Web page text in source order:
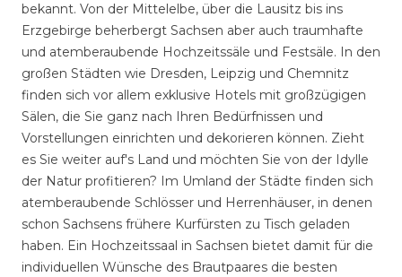
bekannt. Von der Mittelelbe, über die Lausitz bis ins
Erzgebirge beherbergt Sachsen aber auch traumhafte
und atemberaubende Hochzeitssäle und Festsäle. In den
großen Städten wie Dresden, Leipzig und Chemnitz
finden sich vor allem exklusive Hotels mit großzügigen
Sälen, die Sie ganz nach Ihren Bedürfnissen und
Vorstellungen einrichten und dekorieren können. Zieht
es Sie weiter auf's Land und möchten Sie von der Idylle
der Natur profitieren? Im Umland der Städte finden sich
atemberaubende Schlösser und Herrenhäuser, in denen
schon Sachsens frühere Kurfürsten zu Tisch geladen
haben. Ein Hochzeitssaal in Sachsen bietet damit für die
individuellen Wünsche des Brautpaares die besten